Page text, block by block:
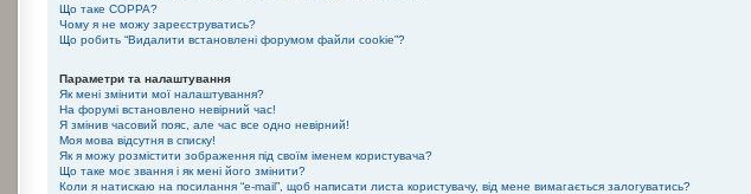
Що таке COPPA?
Чому я не можу зареєструватись?
Що робить “Видалити встановлені форумом файли cookie”?
Параметри та налаштування
Як мені змінити мої налаштування?
На форумі встановлено невірний час!
Я змінив часовий пояс, але час все одно невірний!
Моя мова відсутня в списку!
Як я можу розмістити зображення під своїм іменем користувача?
Що таке моє звання і як мені його змінити?
Коли я натискаю на посилання “e-mail”, щоб написати листа користувачу, від мене вимагається залогуватись?